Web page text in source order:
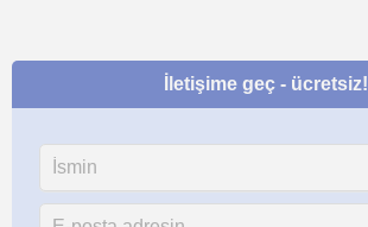
İletişime geç - ücretsiz!